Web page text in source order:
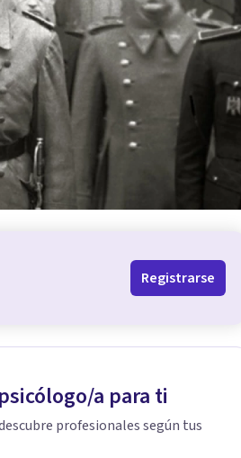
Registrarse
a para ti
profesionales según tus